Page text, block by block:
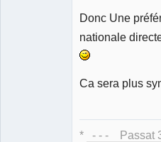
Donc Une
nationale
Ca sera plus
*
- - - Passat